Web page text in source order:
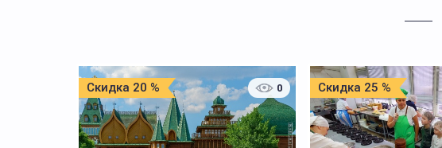
Скидка 20 % 0 Скидка 25 %